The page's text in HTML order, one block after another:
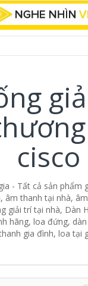
cisco
- Tất cả sản phẩm
âm thanh tại nhà,
giải trí tại nhà, Dàn
hãng, loa đứng,
gia đình, loa tại